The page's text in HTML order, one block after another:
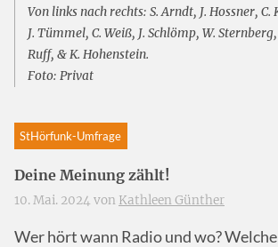
Von links nach rechts: S. Arndt, J. Hossner,
J. Tümmel, C. Weiß, J. Schlömp, W.
Ruff, & K. Hohenstein.
Foto: Privat
StHörfunk-Umfrage
Deine Meinung zählt!
10. Mai. 2024 von Kathleen Günther
Wer hört wann Radio und wo?